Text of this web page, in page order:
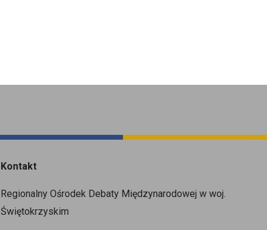
Kontakt
Regionalny Ośrodek Debaty Międzynarodowej w woj.
Świętokrzyskim